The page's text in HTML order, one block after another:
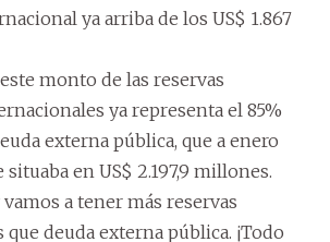
ya arriba de los US$ 1.867
monto de las reservas
ya representa el 85%
externa pública, que a enero
en US$ 2.197,9 millones.
a tener más reservas
deuda externa pública. ¡Todo